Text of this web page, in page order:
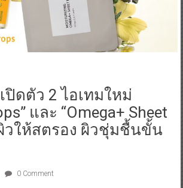
ปิดตัว 2 ไอเทมใหม่
และ “Omega+ Sheet
วให้สตรอง ผิวชุ่มชื้นขั้น
0 Comment